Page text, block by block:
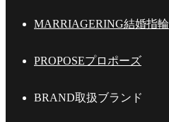
MARRIAGERING結婚指輪
PROPOSEプロポーズ
BRAND取扱ブランド